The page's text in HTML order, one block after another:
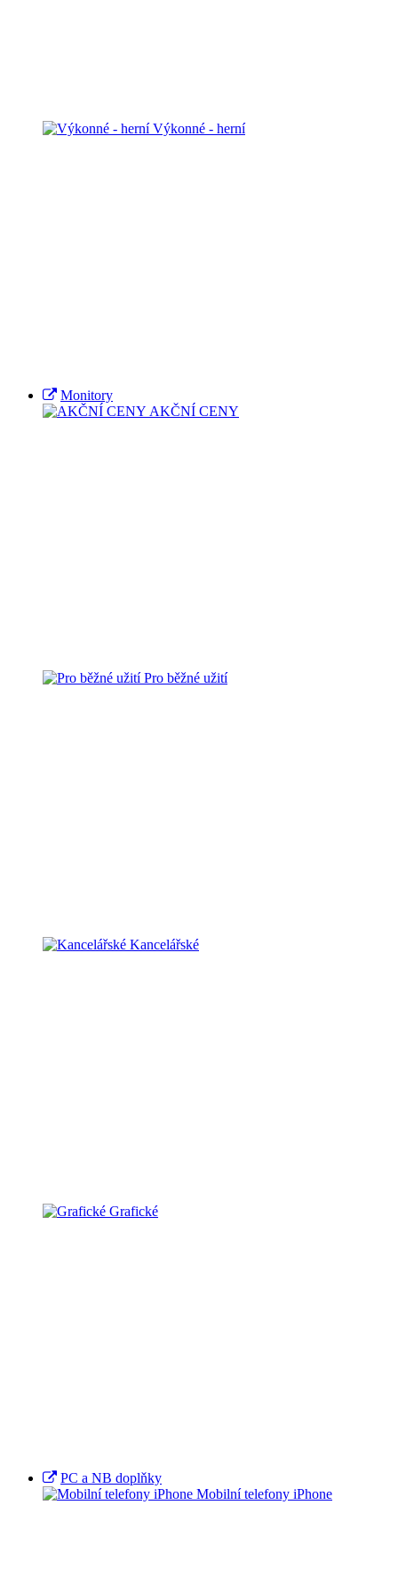
Výkonné - herní
Monitory
AKČNÍ CENY
Pro běžné užití
Kancelářské
Grafické
PC a NB doplňky
Mobilní telefony iPhone